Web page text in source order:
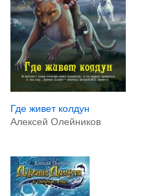
Где живет колдун
Алексей Олейников